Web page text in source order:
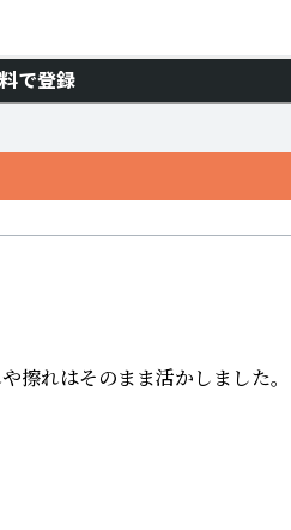
で登録
擦れはそのまま活かしました。